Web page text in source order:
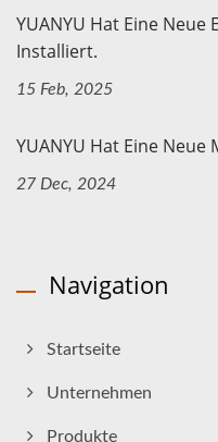
YUANYU Hat Eine
Installiert.
15 Feb, 2025
YUANYU Hat Eine Neue
27 Dec, 2024
Navigation
Startseite
Unternehmen
Produkte